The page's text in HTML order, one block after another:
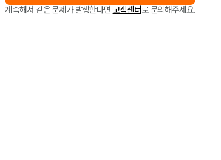
계속해서 같은 문제가 발생한다면 고객센터로 문의해주세요.